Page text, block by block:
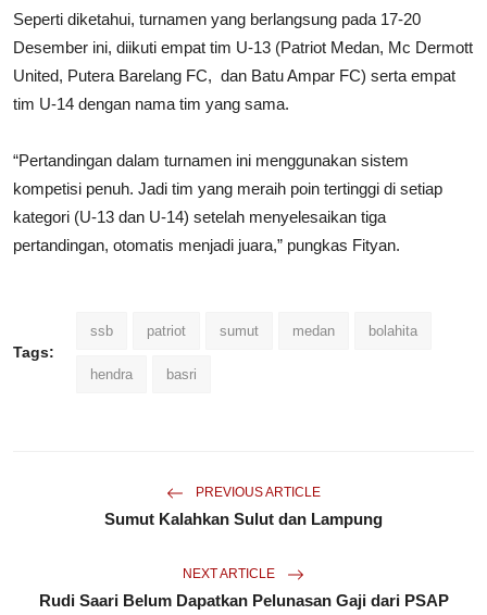
Seperti diketahui, turnamen yang berlangsung pada 17-20
Desember ini, diikuti empat tim U-13 (Patriot Medan, Mc Dermott
United, Putera Barelang FC, dan Batu Ampar FC) serta empat
tim U-14 dengan nama tim yang sama.
“Pertandingan dalam turnamen ini menggunakan sistem
kompetisi penuh. Jadi tim yang meraih poin tertinggi di setiap
kategori (U-13 dan U-14) setelah menyelesaikan tiga
pertandingan, otomatis menjadi juara,” pungkas Fityan.
Tags:
ssb patriot sumut medan bolahita
hendra basri
PREVIOUS ARTICLE
Sumut Kalahkan Sulut dan Lampung
NEXT ARTICLE
Rudi Saari Belum Dapatkan Pelunasan Gaji dari PSAP